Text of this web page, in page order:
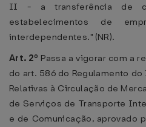
II - a transferência de
estabelecimentos de
interdependentes." (NR).
Art. 2º Passa a vigorar com a
do art. 586 do Regulamento
Relativas à Circulação de
de Serviços de Transporte
e de Comunicação, aprovado